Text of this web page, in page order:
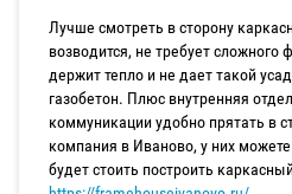
Лучше смотреть в сторону
возводится, не требует
держит тепло и не дает такой
газобетон. Плюс внутренняя
коммуникации удобно прятать в
компания в Иваново, у них
будет стоить построить